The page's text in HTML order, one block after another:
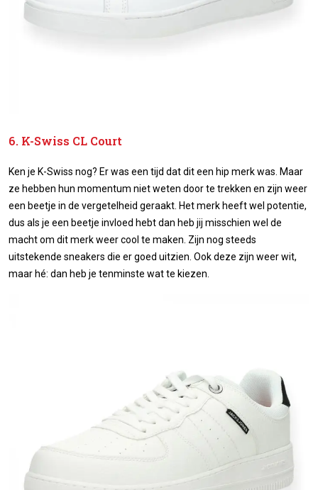
6. K-Swiss CL Court
Ken je K-Swiss nog? Er was een tijd dat dit een hip merk was. Maar
ze hebben hun momentum niet weten door te trekken en zijn weer
een beetje in de vergetelheid geraakt. Het merk heeft wel potentie,
dus als je een beetje invloed hebt dan heb jij misschien wel de
macht om dit merk weer cool te maken. Zijn nog steeds
uitstekende sneakers die er goed uitzien. Ook deze zijn weer wit,
maar hé: dan heb je tenminste wat te kiezen.